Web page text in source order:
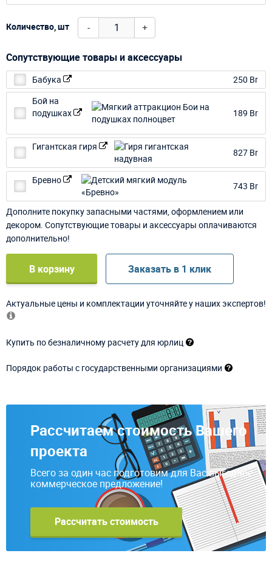
Количество, шт - +
Сопутствующие товары и аксессуары
Бабука
250 Br
Бой на
подушках
189 Br
Гигантская гиря
827 Br
Бревно
743 Br
Дополните покупку запасными частями, оформлением или
декором. Сопутствующие товары и аксессуары оплачиваются
дополнительно!
В корзину Заказать в 1 клик
Актуальные цены и комплектации уточняйте у наших экспертов!
Купить по безналичному расчету для юрлиц
Порядок работы с государственными организациями
Рассчитаем стоимость Вашего
проекта
Всего за один час подготовим для Вас выгодное
коммерческое предложение!
Рассчитать стоимость